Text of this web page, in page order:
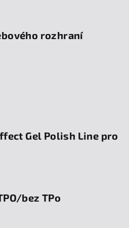
rozhraní
Gel Polish Line pro
bez TPo